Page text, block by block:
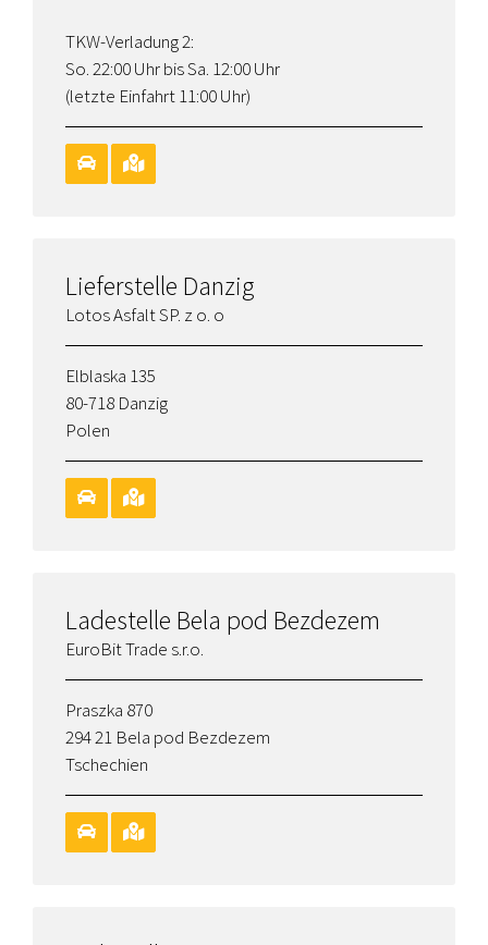
TKW-Verladung 2:
So. 22:00 Uhr bis Sa. 12:00 Uhr
(letzte Einfahrt 11:00 Uhr)
Lieferstelle Danzig
Lotos Asfalt SP. z o. o
Elblaska 135
80-718 Danzig
Polen
Ladestelle Bela pod Bezdezem
EuroBit Trade s.r.o.
Praszka 870
294 21 Bela pod Bezdezem
Tschechien